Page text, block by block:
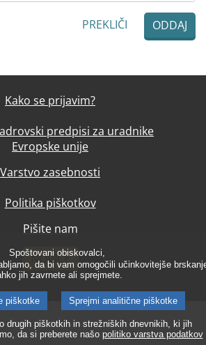
Spoštovani obiskovalci,
da bi vam omogočili učinkovitejše
jih zavrnete ali sprejmete.
piškotke Sprejmi analitične piškotke
drugih piškotkih in strežniških dnevnikih, ki jih
da si preberete našo politiko varstva podatkov
ODDAJ
PREKLIČI
Kako se prijavim?
predpisi za uradnike
Evropske unije
Varstvo zasebnosti
Politika piškotkov
Pišite nam
NOVICE